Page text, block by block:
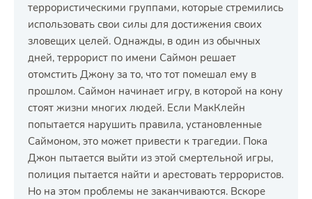
террористическими группами, которые стремились
использовать свои силы для достижения своих
зловещих целей. Однажды, в один из обычных
дней, террорист по имени Саймон решает
отомстить Джону за то, что тот помешал ему в
прошлом. Саймон начинает игру, в которой на кону
стоят жизни многих людей. Если МакКлейн
попытается нарушить правила, установленные
Саймоном, это может привести к трагедии. Пока
Джон пытается выйти из этой смертельной игры,
полиция пытается найти и арестовать террористов.
Но на этом проблемы не заканчиваются. Вскоре